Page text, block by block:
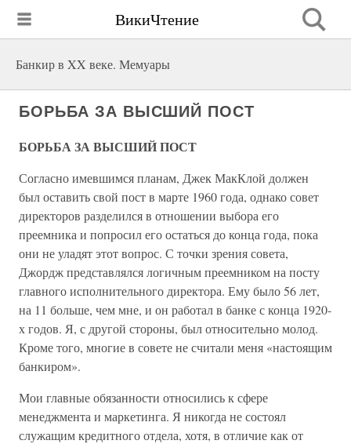
ВикиЧтение
Банкир в XX веке. Мемуары
БОРЬБА ЗА ВЫСШИЙ ПОСТ
БОРЬБА ЗА ВЫСШИЙ ПОСТ
Согласно имевшимся планам, Джек МакКлой должен
был оставить свой пост в марте 1960 года, однако совет
директоров разделился в отношении выбора его
преемника и попросил его остаться до конца года, пока
они не уладят этот вопрос. С точки зрения совета,
Джордж представлялся логичным преемником на посту
главного исполнительного директора. Ему было 56 лет,
на 11 больше, чем мне, и он работал в банке с конца 1920-
х годов. Я, с другой стороны, был относительно молод.
Кроме того, многие в совете не считали меня «настоящим
банкиром».
Мои главные обязанности относились к сфере
менеджмента и маркетинга. Я никогда не состоял
служащим кредитного отдела, хотя, в отличие как от